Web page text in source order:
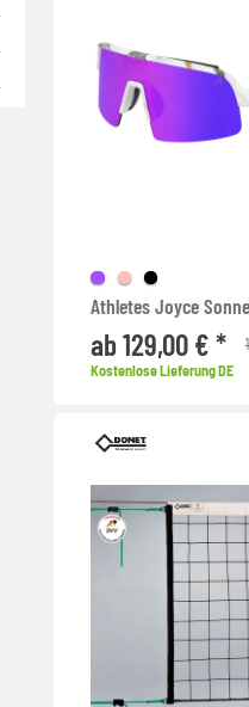
Athletes Joyce
ab 129,00 € *
Kostenlose Lieferung DE